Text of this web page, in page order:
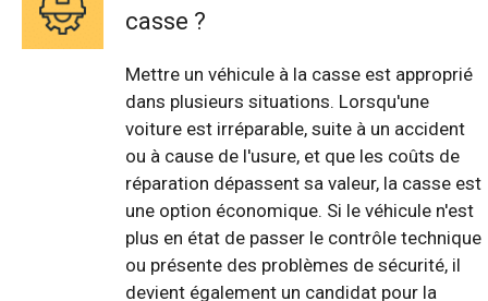
casse ?
Mettre un véhicule à la casse est approprié
dans plusieurs situations. Lorsqu'une
voiture est irréparable, suite à un accident
ou à cause de l'usure, et que les coûts de
réparation dépassent sa valeur, la casse est
une option économique. Si le véhicule n'est
plus en état de passer le contrôle technique
ou présente des problèmes de sécurité, il
devient également un candidat pour la